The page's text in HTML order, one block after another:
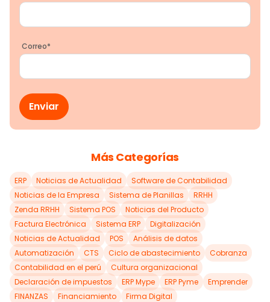
Correo*
Más Categorías
ERP Noticias de Actualidad
Software de Contabilidad
Noticias de la Empresa
Sistema de Planillas
RRHH
Zenda RRHH
Sistema POS
Noticias del Producto
Factura Electrónica
Sistema ERP
Digitalización
Noticias de Actualidad
POS
Análisis de datos
Automatización
CTS Ciclo de abastecimiento
Cobranza
Contabilidad en el perú
Cultura organizacional
Declaración de impuestos
ERP Mype ERP Pyme
Emprender
FINANZAS
Financiamiento
Firma Digital